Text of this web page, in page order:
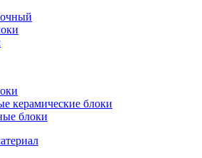
керамические блоки
блоки